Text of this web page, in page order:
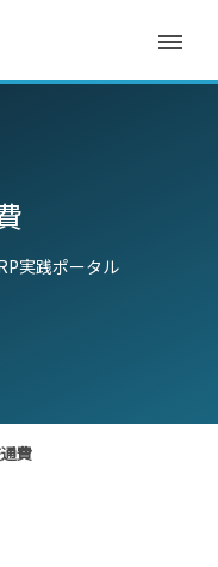
実践ポータル
費